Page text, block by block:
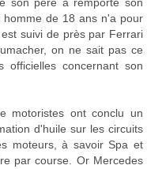
son père a remporté son
de 18 ans n'a pour
suivi de près par Ferrari
on ne sait pas ce
officielles concernant son
motoristes ont conclu un
d'huile sur les circuits
moteurs, à savoir Spa et
par course. Or Mercedes